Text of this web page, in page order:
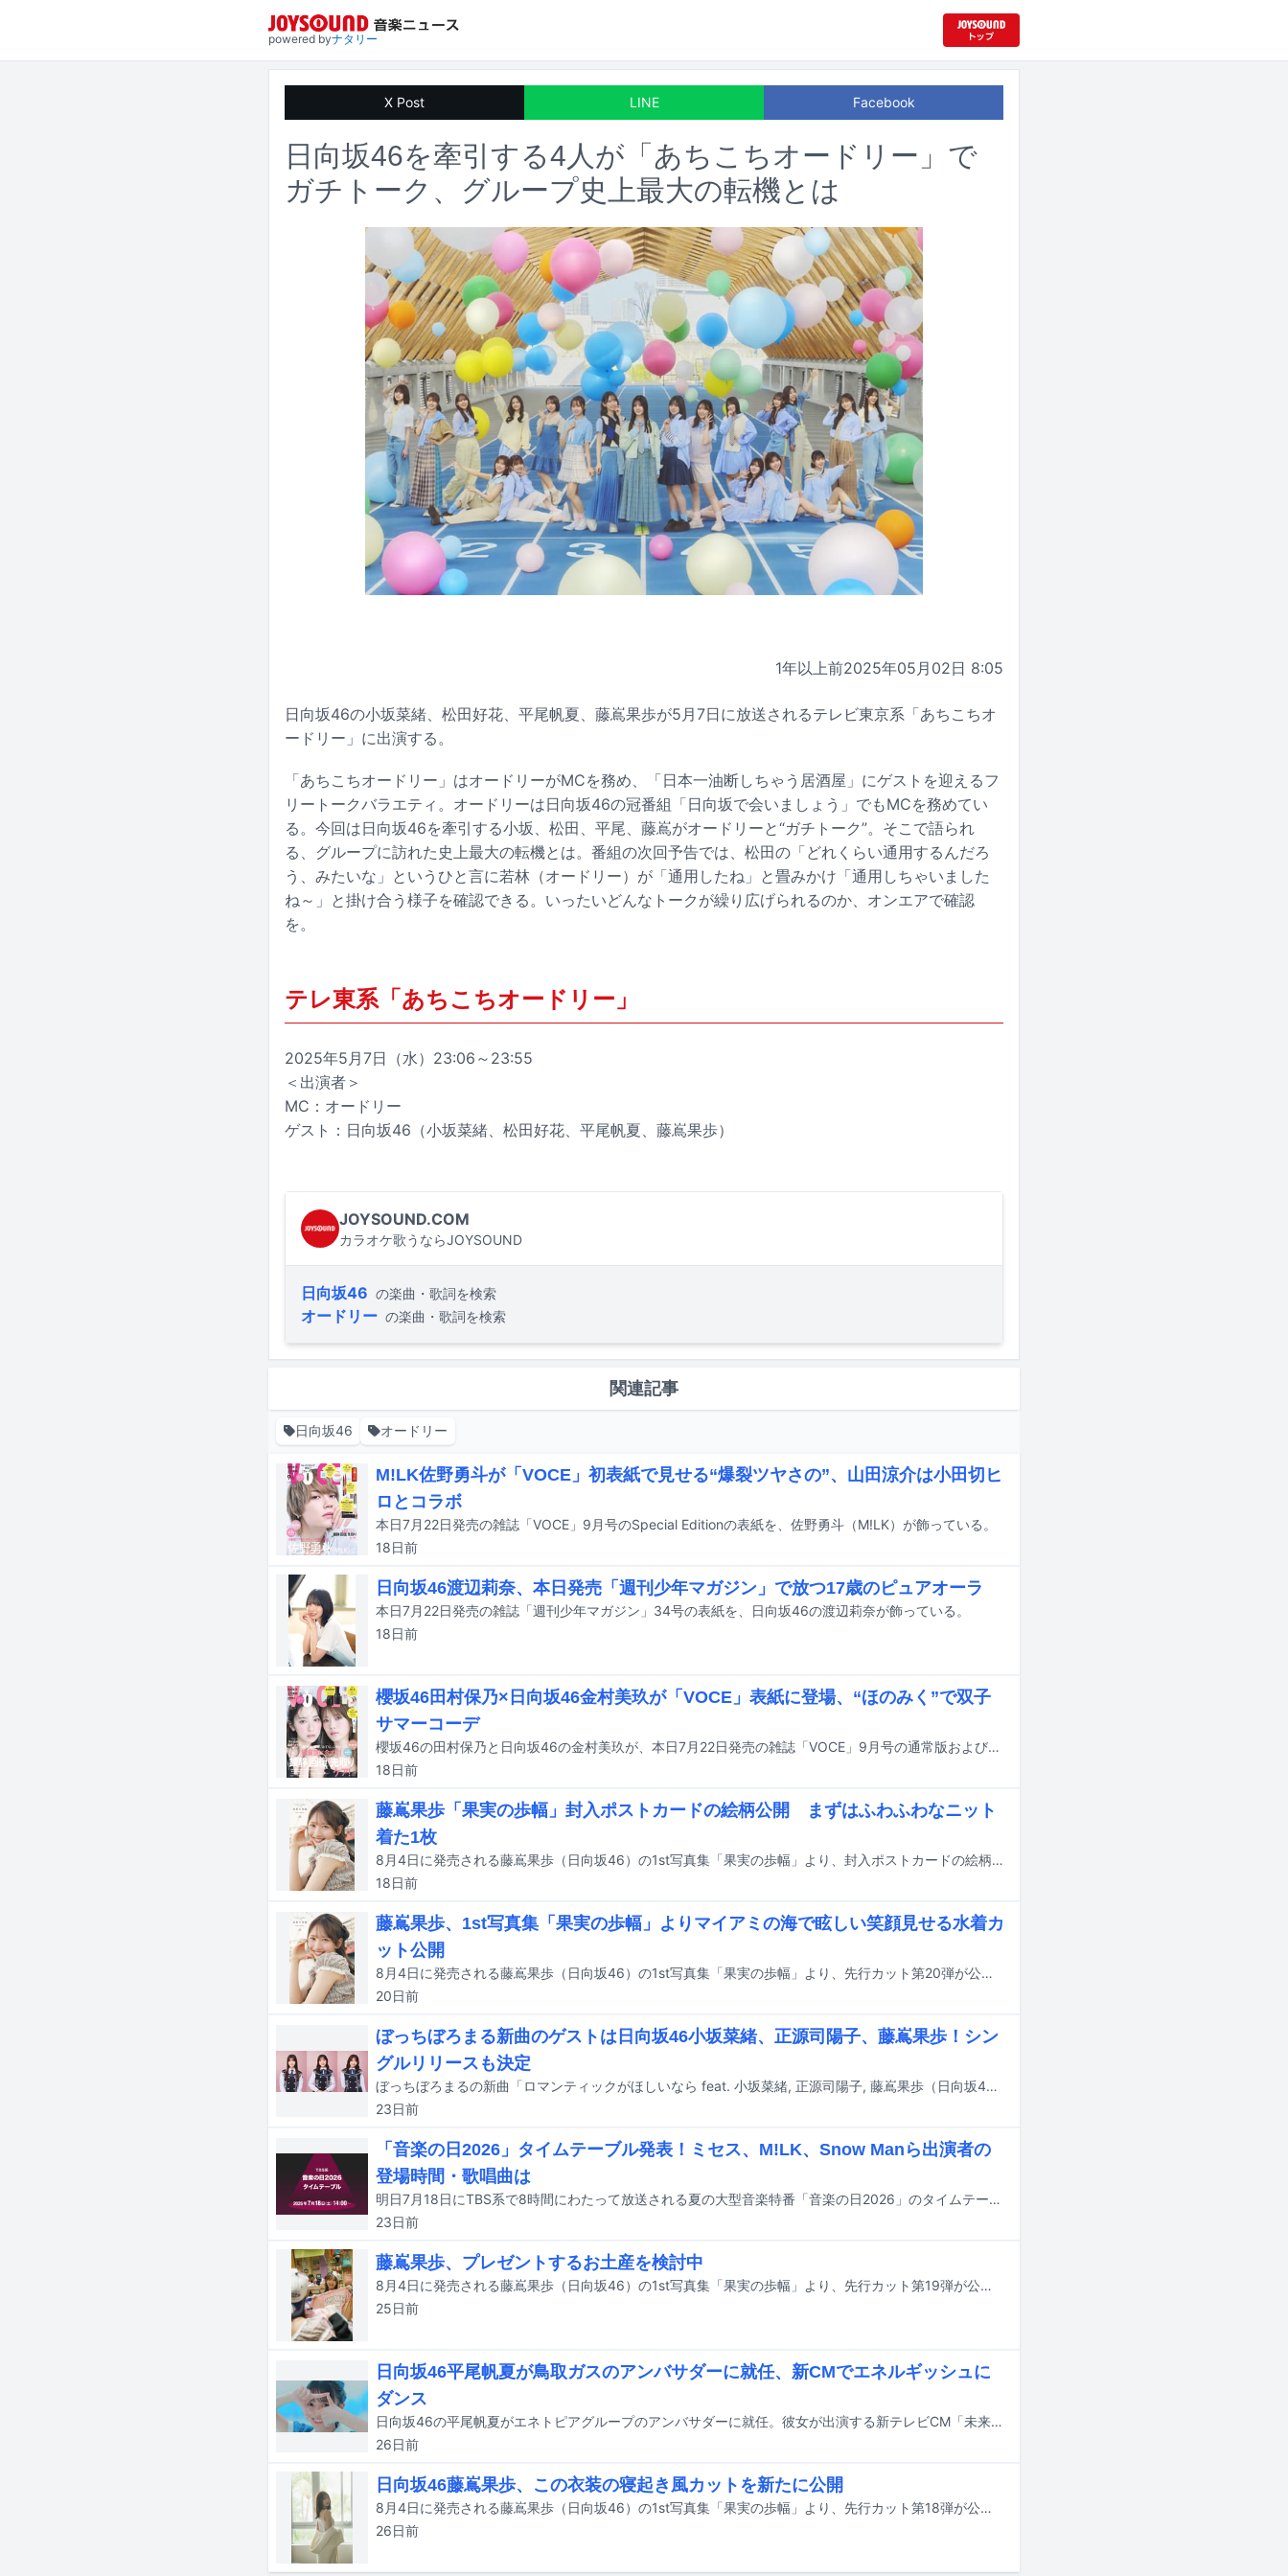
powered byナタリー
X Post LINE Facebook
日向坂46を牽引する4人が「あちこちオードリー」で
ガチトーク、グループ史上最大の転機とは
1年以上前2025年05月02日 8:05
日向坂46の小坂菜緒、松田好花、平尾帆夏、藤嶌果歩が5月7日に放送されるテレビ東京系「あちこちオ
ードリー」に出演する。
「あちこちオードリー」はオードリーがMCを務め、「日本一油断しちゃう居酒屋」にゲストを迎えるフ
リートークバラエティ。オードリーは日向坂46の冠番組「日向坂で会いましょう」でもMCを務めてい
る。今回は日向坂46を牽引する小坂、松田、平尾、藤嶌がオードリーと“ガチトーク”。そこで語られ
る、グループに訪れた史上最大の転機とは。番組の次回予告では、松田の「どれくらい通用するんだろ
う、みたいな」というひと言に若林（オードリー）が「通用したね」と畳みかけ「通用しちゃいました
ね～」と掛け合う様子を確認できる。いったいどんなトークが繰り広げられるのか、オンエアで確認
を。
テレ東系「あちこちオードリー」
2025年5月7日（水）23:06～23:55
＜出演者＞
MC：オードリー
ゲスト：日向坂46（小坂菜緒、松田好花、平尾帆夏、藤嶌果歩）
JOYSOUND.COM
カラオケ歌うならJOYSOUND
日向坂46 の楽曲・歌詞を検索
オードリー の楽曲・歌詞を検索
関連記事
日向坂46 オードリー
M!LK佐野勇斗が「VOCE」初表紙で見せる“爆裂ツヤさの”、山田涼介は小田切ヒ
ロとコラボ
本日7月22日発売の雑誌「VOCE」9月号のSpecial Editionの表紙を、佐野勇斗（M!LK）が飾っている。
18日前
日向坂46渡辺莉奈、本日発売「週刊少年マガジン」で放つ17歳のピュアオーラ
本日7月22日発売の雑誌「週刊少年マガジン」34号の表紙を、日向坂46の渡辺莉奈が飾っている。
18日前
櫻坂46田村保乃×日向坂46金村美玖が「VOCE」表紙に登場、“ほのみく”で双子
サマーコーデ
櫻坂46の田村保乃と日向坂46の金村美玖が、本日7月22日発売の雑誌「VOCE」9月号の通常版およびSpecial Edition増刊の表紙を飾っている。
18日前
藤嶌果歩「果実の歩幅」封入ポストカードの絵柄公開 まずはふわふわなニット
着た1枚
8月4日に発売される藤嶌果歩（日向坂46）の1st写真集「果実の歩幅」より、封入ポストカードの絵柄の1つが公開された。
18日前
藤嶌果歩、1st写真集「果実の歩幅」よりマイアミの海で眩しい笑顔見せる水着カ
ット公開
8月4日に発売される藤嶌果歩（日向坂46）の1st写真集「果実の歩幅」より、先行カット第20弾が公開された。
20日前
ぼっちぼろまる新曲のゲストは日向坂46小坂菜緒、正源司陽子、藤嶌果歩！シン
グルリリースも決定
ぼっちぼろまるの新曲「ロマンティックがほしいなら feat. 小坂菜緒, 正源司陽子, 藤嶌果歩（日向坂46）」が、本日7月18日に配信リリースされた。
23日前
「音楽の日2026」タイムテーブル発表！ミセス、M!LK、Snow Manら出演者の
登場時間・歌唱曲は
明日7月18日にTBS系で8時間にわたって放送される夏の大型音楽特番「音楽の日2026」のタイムテーブルが発表された。
23日前
藤嶌果歩、プレゼントするお土産を検討中
8月4日に発売される藤嶌果歩（日向坂46）の1st写真集「果実の歩幅」より、先行カット第19弾が公開された。
25日前
日向坂46平尾帆夏が鳥取ガスのアンバサダーに就任、新CMでエネルギッシュに
ダンス
日向坂46の平尾帆夏がエネトピアグループのアンバサダーに就任。彼女が出演する新テレビCM「未来を動かすチカラ。」編の放送が、本日7月14日に山陰エリアでスタートした。
26日前
日向坂46藤嶌果歩、この衣装の寝起き風カットを新たに公開
8月4日に発売される藤嶌果歩（日向坂46）の1st写真集「果実の歩幅」より、先行カット第18弾が公開された。
26日前